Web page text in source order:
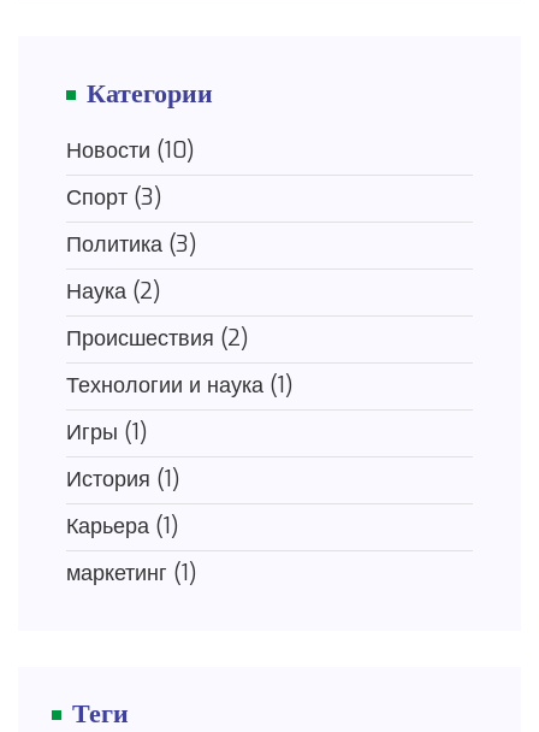
Категории
Новости (10)
Спорт (3)
Политика (3)
Наука (2)
Происшествия (2)
Технологии и наука (1)
Игры (1)
История (1)
Карьера (1)
маркетинг (1)
Теги